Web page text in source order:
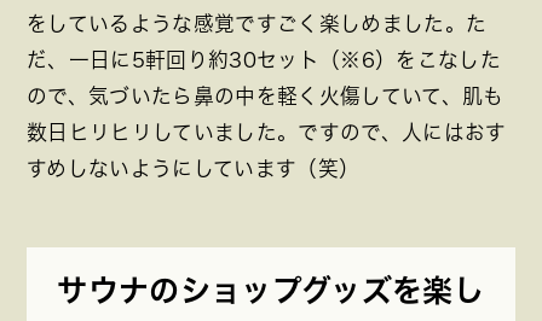
をしているような感覚ですごく楽しめました。た
だ、一日に5軒回り約30セット（※6）をこなした
ので、気づいたら鼻の中を軽く火傷していて、肌も
数日ヒリヒリしていました。ですので、人にはおす
すめしないようにしています（笑）
サウナのショップグッズを楽し